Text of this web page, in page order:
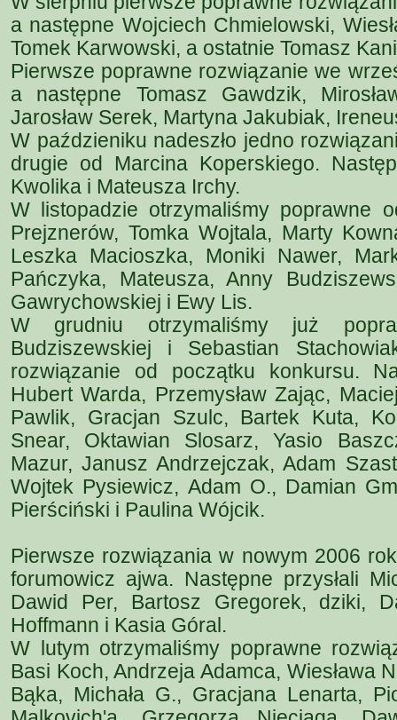
a następne Wojciech Chmielowski,
Tomek Karwowski, a ostatnie Tomasz
Pierwsze poprawne rozwiązanie we
a następne Tomasz Gawdzik,
Jarosław Serek, Martyna Jakubiak,
W paździeniku nadeszło jedno
drugie od Marcina Koperskiego.
Kwolika i Mateusza Irchy.
W listopadzie otrzymaliśmy poprawne
Prejznerów, Tomka Wojtala, Marty
Leszka Macioszka, Moniki Nawer,
Pańczyka, Mateusza, Anny
Gawrychowskiej i Ewy Lis.
W grudniu otrzymaliśmy już
Budziszewskiej i Sebastian
rozwiązanie od początku konkursu.
Hubert Warda, Przemysław Zając,
Pawlik, Gracjan Szulc, Bartek Kuta,
Snear, Oktawian Slosarz, Yasio
Mazur, Janusz Andrzejczak, Adam
Wojtek Pysiewicz, Adam O., Damian
Pierściński i Paulina Wójcik.
Pierwsze rozwiązania w nowym 2006
forumowicz ajwa. Następne przysłali
Dawid Per, Bartosz Gregorek, dziki,
Hoffmann i Kasia Góral.
W lutym otrzymaliśmy poprawne
Basi Koch, Andrzeja Adamca, Wiesława
Bąka, Michała G., Gracjana Lenarta,